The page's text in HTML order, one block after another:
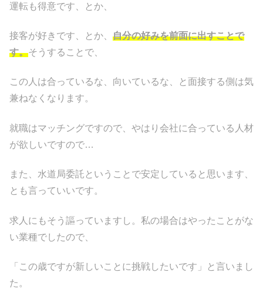
運転も得意です、とか、
接客が好きです、とか、 自分の好みを前面に出すことで
す。そうすることで、
この人は合っているな、向いているな、と面接する側は気
兼ねなくなります。
就職はマッチングですので、やはり会社に合っている人材
が欲しいですので…
また、水道局委託ということで安定していると思います、
とも言っていいです。
求人にもそう謳っていますし。私の場合はやったことがな
い業種でしたので、
「この歳ですが新しいことに挑戦したいです」と言いまし
た。